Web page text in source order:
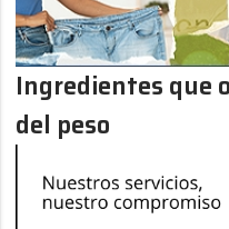
Ingredientes que
del peso